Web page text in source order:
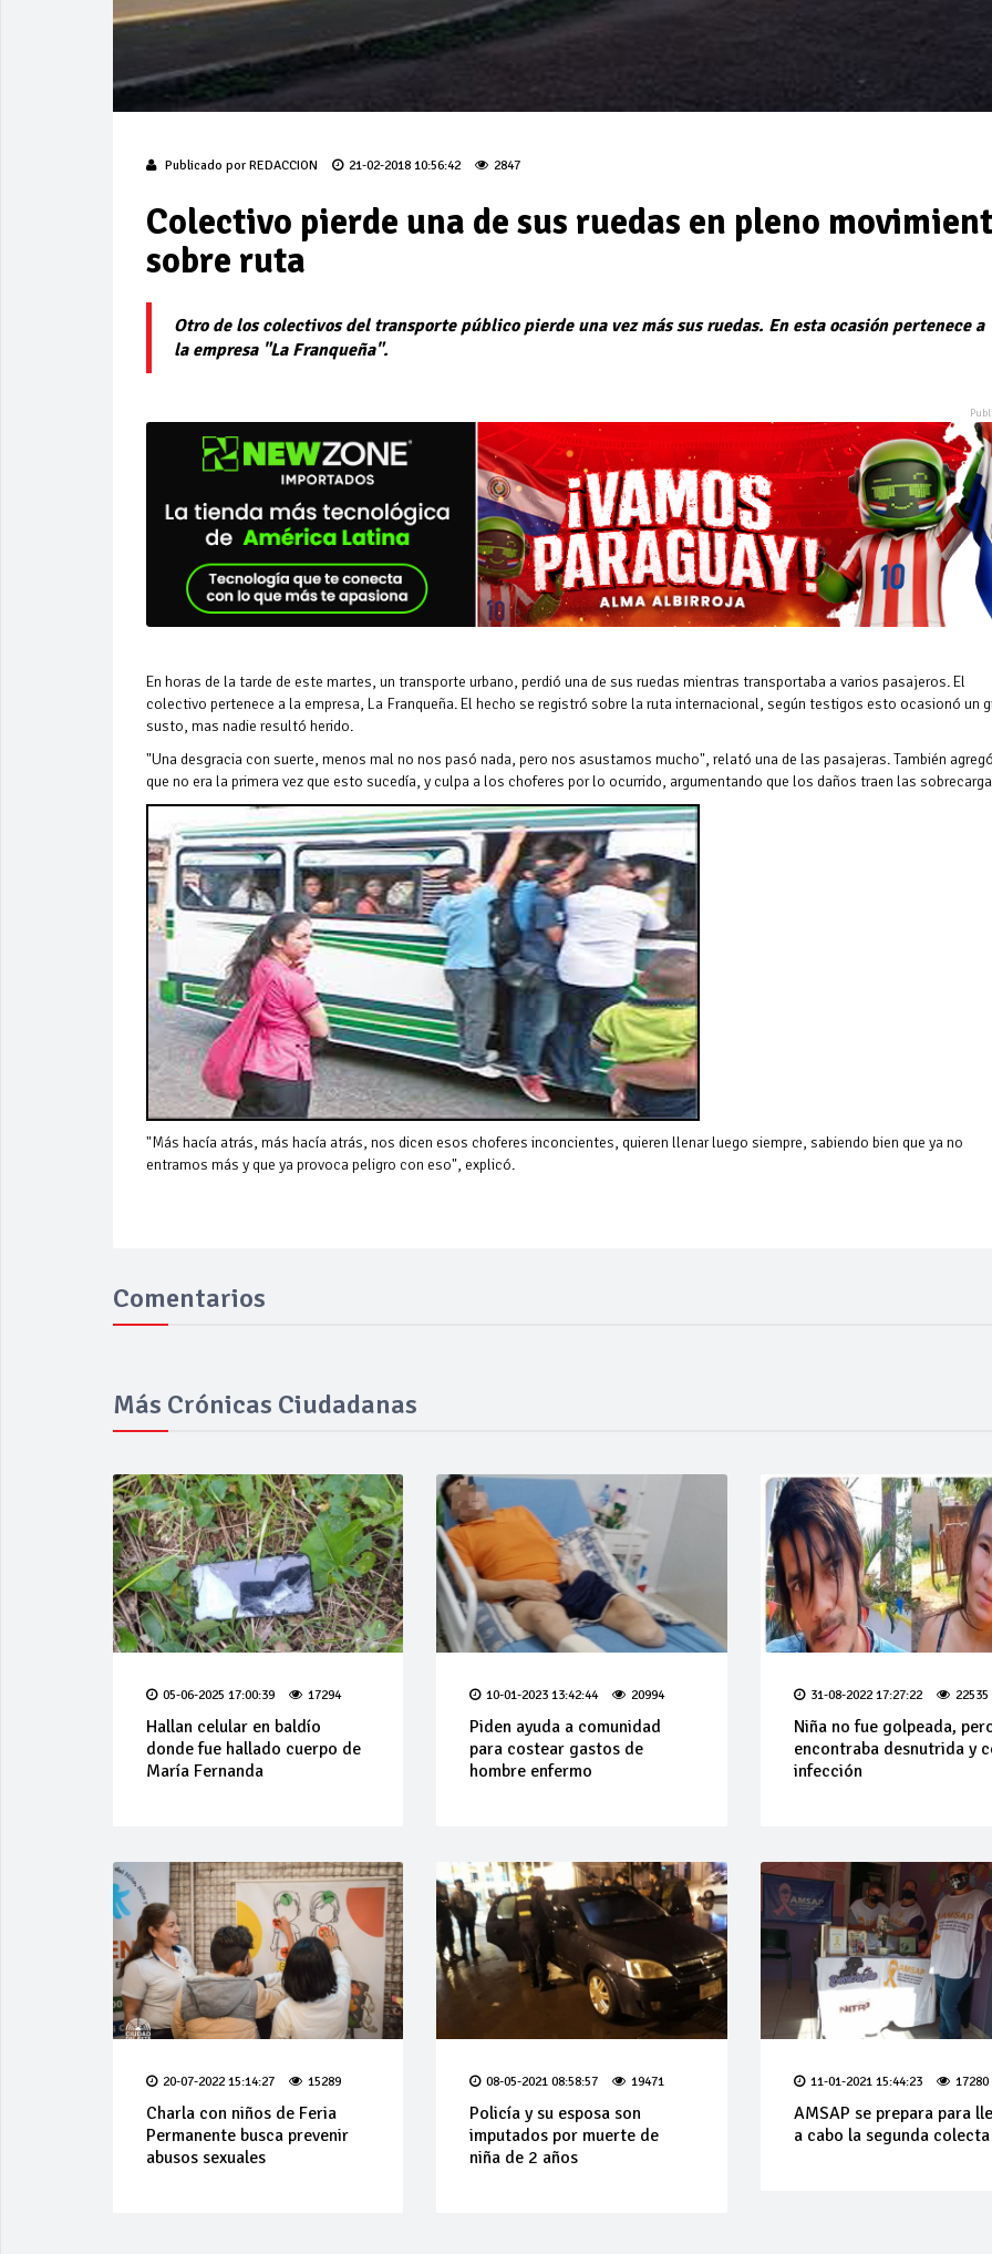
Publicado por REDACCION 21-02-2018 10:56:42 2847
Colectivo pierde una de sus ruedas en pleno
sobre ruta
Otro de los colectivos del transporte público pierde una vez más sus ruedas. En esta ocasión pertenece a
la empresa "La Franqueña".
En horas de la tarde de este martes, un transporte urbano, perdió una de sus ruedas mientras transportaba a varios pasajeros. El
colectivo pertenece a la empresa, La Franqueña. El hecho se registró sobre la ruta internacional, según testigos esto ocasionó un
susto, mas nadie resultó herido.
"Una desgracia con suerte, menos mal no nos pasó nada, pero nos asustamos mucho", relató una de las pasajeras. También
que no era la primera vez que esto sucedía, y culpa a los choferes por lo ocurrido, argumentando que los daños traen las
"Más hacía atrás, más hacía atrás, nos dicen esos choferes inconcientes, quieren llenar luego siempre, sabiendo bien que ya no
entramos más y que ya provoca peligro con eso", explicó.
Comentarios
Más Crónicas Ciudadanas
05-06-2025 17:00:39 17294
Hallan celular en baldío
donde fue hallado cuerpo de
María Fernanda
10-01-2023 13:42:44 20994
Piden ayuda a comunidad
para costear gastos de
hombre enfermo
31-08-2022 17:27:22 22535
Niña no fue golpeada,
encontraba desnutrida y
infección
20-07-2022 15:14:27 15289
Charla con niños de Feria
Permanente busca prevenir
abusos sexuales
08-05-2021 08:58:57 19471
Policía y su esposa son
imputados por muerte de
niña de 2 años
11-01-2021 15:44:23 17280
AMSAP se prepara para
a cabo la segunda colecta